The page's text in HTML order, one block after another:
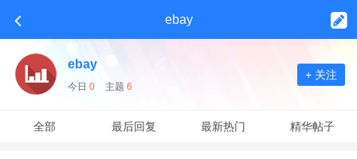
ebay
ebay
今日 0 主题 6
+ 关注
全部 最后回复 最新热门 精华帖子